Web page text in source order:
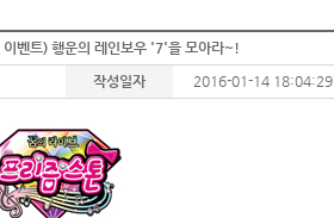
이벤트) 행운의 레인보우 '7'을 모아라~!
작성일자 2016-01-14 18:04:29